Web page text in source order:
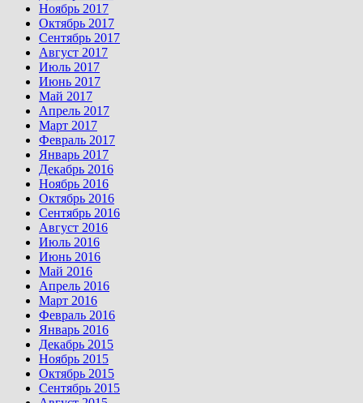
Ноябрь 2017
Октябрь 2017
Сентябрь 2017
Август 2017
Июль 2017
Июнь 2017
Май 2017
Апрель 2017
Март 2017
Февраль 2017
Январь 2017
Декабрь 2016
Ноябрь 2016
Октябрь 2016
Сентябрь 2016
Август 2016
Июль 2016
Июнь 2016
Май 2016
Апрель 2016
Март 2016
Февраль 2016
Январь 2016
Декабрь 2015
Ноябрь 2015
Октябрь 2015
Сентябрь 2015